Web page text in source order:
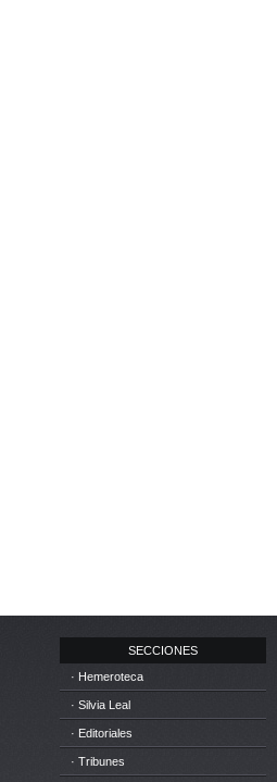
SECCIONES
· Hemeroteca
· Silvia Leal
· Editoriales
· Tribunes